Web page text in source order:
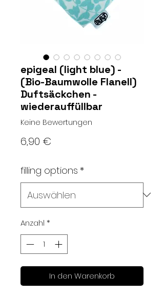
epigeal (light blue) -
(Bio-Baumwolle Flanell)
Duftsäckchen -
wiederauffüllbar
Keine Bewertungen
6,90 €
filling options *
Anzahl *
In den Warenkorb